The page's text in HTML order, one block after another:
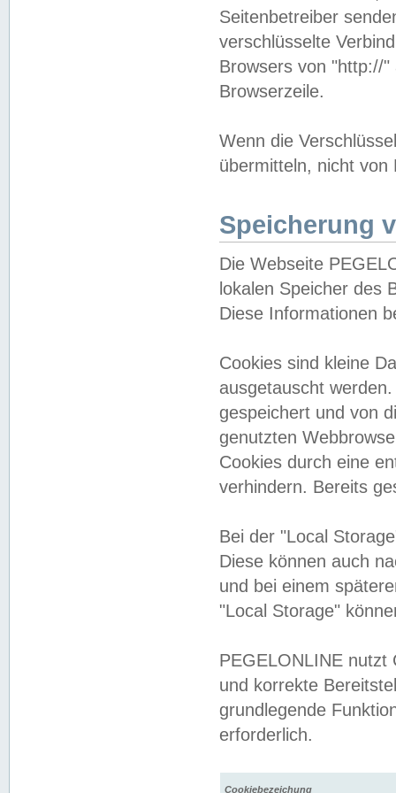
Seitenbetreiber
verschlüsselte
Browsers von "http://
Browserzeile.
Wenn die
übermitteln, nicht von
Speicherung
Die Webseite
lokalen Speicher des
Diese Informationen
Cookies sind kleine
ausgetauscht
gespeichert und von
genutzten
Cookies durch eine
verhindern. Bereits
Bei der "Local
Diese können auch
und bei einem
"Local Storage"
PEGELONLINE nutzt
und korrekte
grundlegende
erforderlich.
Cookiebezeichung